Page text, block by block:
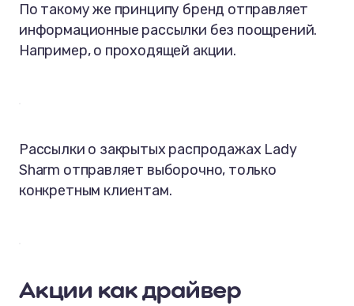
По такому же принципу бренд отправляет
информационные рассылки без поощрений.
Например, о проходящей акции.
Рассылки о закрытых распродажах Lady
Sharm отправляет выборочно, только
конкретным клиентам.
Акции как драйвер